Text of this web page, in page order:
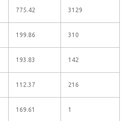
775.42 3129
199.86 310
193.83 142
112.37 216
169.61 1